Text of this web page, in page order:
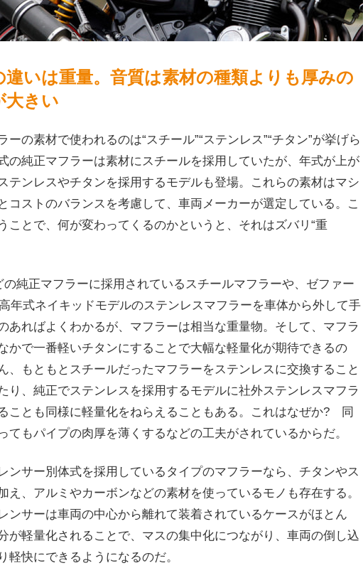
違いは重量。音質は素材の種類よりも厚みの
大きい
ーの素材で使われるのは“スチール”“ステンレス”“チタン”が挙げら
の純正マフラーは素材にスチールを採用していたが、年式が上が
テンレスやチタンを採用するモデルも登場。これらの素材はマシ
コストのバランスを考慮して、車両メーカーが選定している。こ
ことで、何が変わってくるのかというと、それはズバリ“重
の純正マフラーに採用されているスチールマフラーや、ゼファー
年式ネイキッドモデルのステンレスマフラーを車体から外して手
あればよくわかるが、マフラーは相当な重量物。そして、マフラ
かで一番軽いチタンにすることで大幅な軽量化が期待できるの
、もともとスチールだったマフラーをステンレスに交換すること
り、純正でステンレスを採用するモデルに社外ステンレスマフラ
ことも同様に軽量化をねらえることもある。これはなぜか? 同
てもパイプの肉厚を薄くするなどの工夫がされているからだ。
ンサー別体式を採用しているタイプのマフラーなら、チタンやス
え、アルミやカーボンなどの素材を使っているモノも存在する。
ンサーは車両の中心から離れて装着されているケースがほとん
が軽量化されることで、マスの集中化につながり、車両の倒し込
軽快にできるようになるのだ。